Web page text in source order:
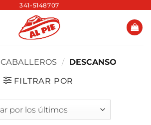
341-5148707
CABALLEROS / DESCANSO
FILTRAR POR